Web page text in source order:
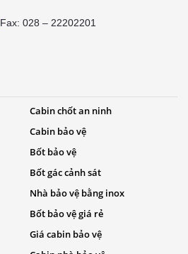
Fax: 028 – 22202201
Cabin chốt an ninh
Cabin bảo vệ
Bốt bảo vệ
Bốt gác cảnh sát
Nhà bảo vệ bằng inox
Bốt bảo vệ giá rẻ
Giá cabin bảo vệ